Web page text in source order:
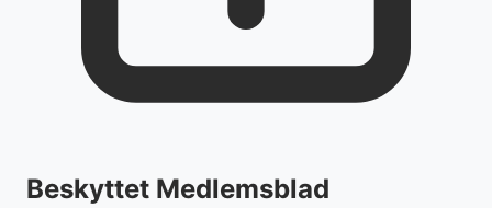
Beskyttet Medlemsblad